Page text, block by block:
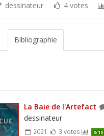
dessinateur 4 votes
Bibliographie
La Baie de l'Artefact
dessinateur
2021 3 votes 8/10